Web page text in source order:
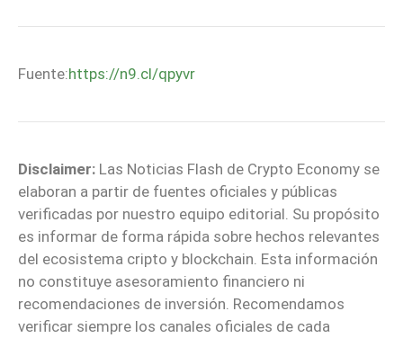
Fuente:https://n9.cl/qpyvr
Disclaimer: Las Noticias Flash de Crypto Economy se
elaboran a partir de fuentes oficiales y públicas
verificadas por nuestro equipo editorial. Su propósito
es informar de forma rápida sobre hechos relevantes
del ecosistema cripto y blockchain. Esta información
no constituye asesoramiento financiero ni
recomendaciones de inversión. Recomendamos
verificar siempre los canales oficiales de cada